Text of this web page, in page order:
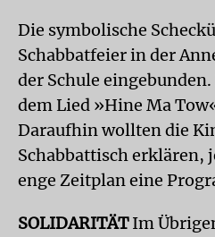
Die symbolische
Schabbatfeier in der
der Schule
dem Lied »Hine Ma
Daraufhin wollten die
Schabbattisch erklären,
enge Zeitplan eine
SOLIDARITÄTIm